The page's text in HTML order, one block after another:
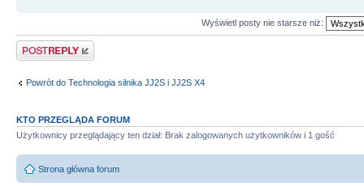
Wyświetl posty nie starsze niż:
Odpowiedz
Powrót do Technologia silnika JJ2S i JJ2S X4
KTO PRZEGLĄDA FORUM
Użytkownicy przeglądający ten dział: Brak zalogowanych użytkowników i 1 gość
Strona główna forum